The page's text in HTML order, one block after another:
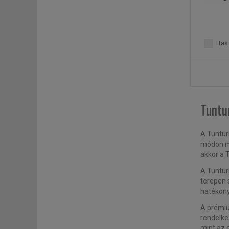
A
módon
akkor a
A
terepen
A